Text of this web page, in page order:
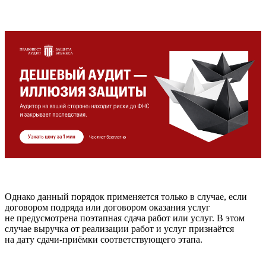
Однако данный порядок применяется только в случае, если
договором подряда или договором оказания услуг
не предусмотрена поэтапная сдача работ или услуг. В этом
случае выручка от реализации работ и услуг признаётся
на дату сдачи-приёмки соответствующего этапа.